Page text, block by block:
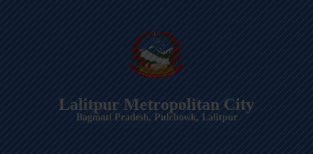
Lalitpur Metropolitan City
Bagmati Pradesh, Pulchowk, Lalitpur